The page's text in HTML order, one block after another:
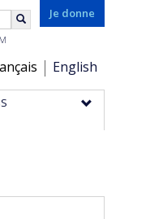
Je donne
English